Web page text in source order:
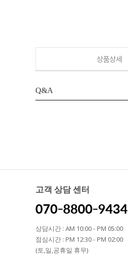
상품상세
Q&A
고객 상담 센터
070-8800-9434
상담시간 : AM 10:00 - PM 05:00
점심시간 : PM 12:30 - PM 02:00
(토,일,공휴일 휴무)